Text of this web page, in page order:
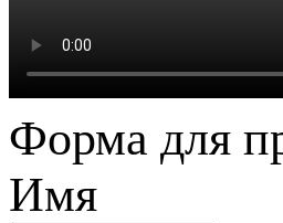
Форма для
Имя